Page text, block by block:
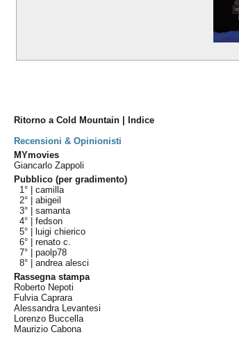
Ritorno a Cold Mountain | Indice
Recensioni & Opinionisti
MYmovies
Giancarlo Zappoli
Pubblico (per gradimento)
1° |camilla
2° |abigeil
3° |samanta
4° |fedson
5° |
luigi chierico
6° |renato c.
7° |paolp78
8° |andrea alesci
Rassegna stampa
Roberto Nepoti
Fulvia Caprara
Alessandra Levantesi
Lorenzo Buccella
Maurizio Cabona